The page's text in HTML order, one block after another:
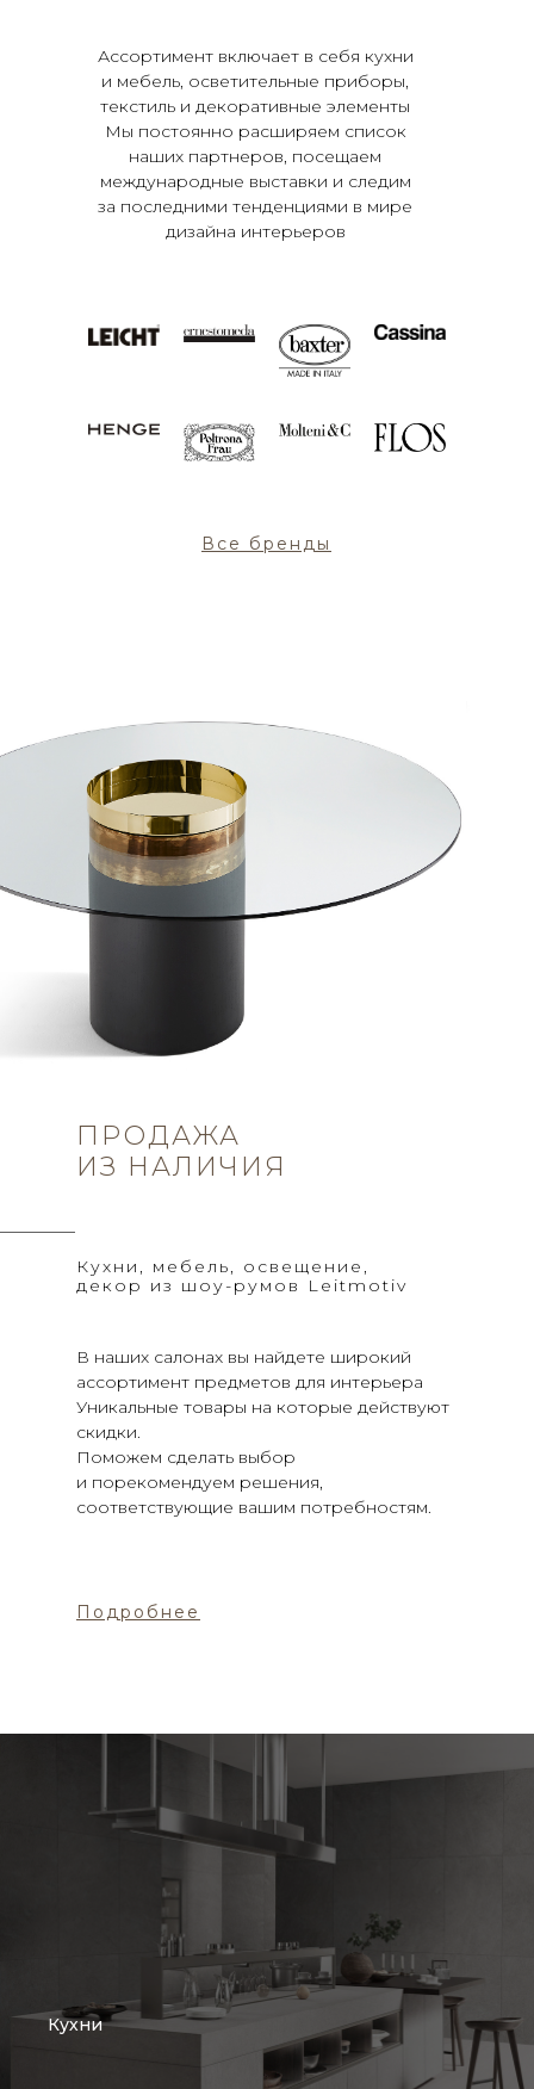
Ассортимент включает в себя кухни
и мебель, осветительные приборы,
текстиль и декоративные элементы
Мы постоянно расширяем список
наших партнеров, посещаем
международные выставки и следим
за последними тенденциями в мире
дизайна интерьеров
Все бренды
В наших салонах вы найдете широкий
ассортимент предметов для интерьера
Уникальные товары на которые действуют
скидки.
Поможем сделать выбор
и порекомендуем решения,
соответствующие вашим потребностям.
Подробнее
Кухни, мебель, освещение,
декор из шоу-румов Leitmotiv
ПРОДАЖА
ИЗ НАЛИЧИЯ
Кухни